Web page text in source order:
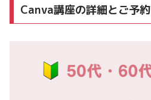
Canva講座の詳細とご予約